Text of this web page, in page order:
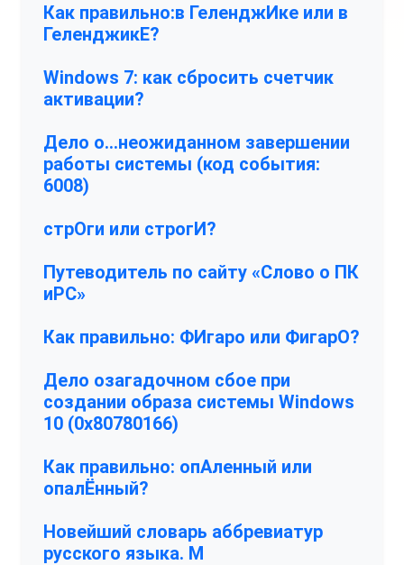
Как правильно:в ГеленджИке или в
ГеленджикЕ?
Windows 7: как сбросить счетчик
активации?
Дело о…неожиданном завершении
работы системы (код события:
6008)
стрОги или строгИ?
Путеводитель по сайту «Слово о ПК
иPC»
Как правильно: ФИгаро или ФигарО?
Дело озагадочном сбое при
создании образа системы Windows
10 (0x80780166)
Как правильно: опАленный или
опалЁнный?
Новейший словарь аббревиатур
русского языка. М